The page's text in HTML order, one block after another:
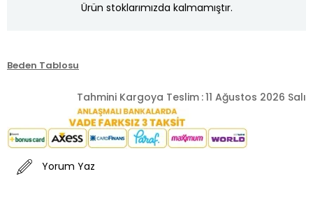
Ürün stoklarımızda kalmamıştır.
Beden Tablosu
Tahmini Kargoya Teslim :11 Ağustos 2026 Salı
Yorum Yaz